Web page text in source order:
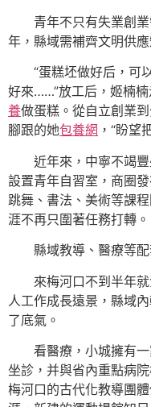
青年不只有失業創
年，縣域需補齊文明供應
“蛋糕坯做好后，可
好來……”放工后，姬楠
養做蛋糕。從自立創業
腳跟的她包養網 ，“盼望
近年來，中寧不竭
設置青年自習室，商圈
跳舞、書法、美術等課
涯不再只圍著任務打轉。
縣域教導、醫療等
來梅河口不到半年
人工作成長遠景，縣域
了底氣。
看醫療，小城擁有
坐診，并與省內重點病
梅河口的古代化教導團